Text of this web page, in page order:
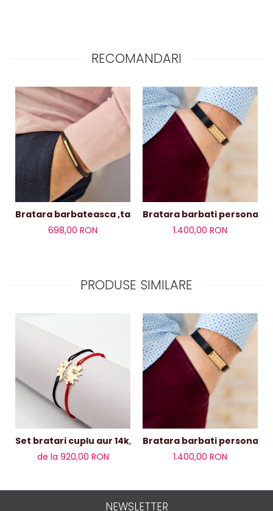
RECOMANDARI
Bratara barbateasca ,tablita aur 14 k si piele
698,00 RON
1.400,00 RON
PRODUSE SIMILARE
Set bratari cuplu aur 14k,soare
de la 920,00 RON
1.400,00 RON
NEWSLETTER